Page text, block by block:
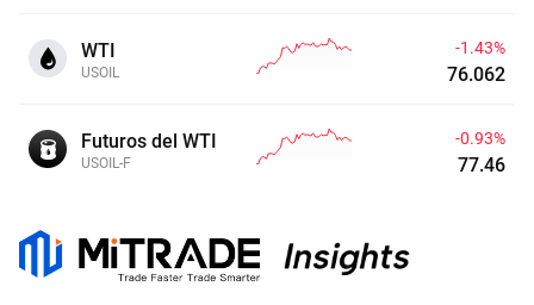
WTI
USOIL
-1.43%
76.062
Futuros del WTI
USOIL-F
-0.95%
77.45